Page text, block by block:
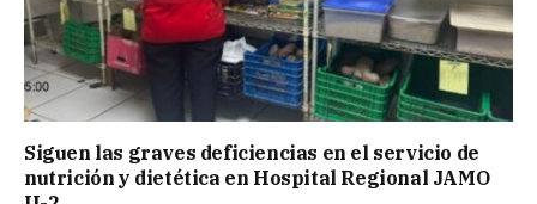
Siguen las graves deficiencias en el servicio de
nutrición y dietética en Hospital Regional JAMO